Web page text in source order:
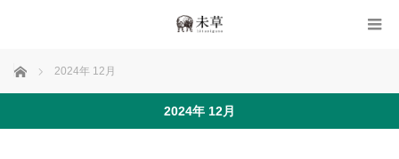
ホーム 2024年 12月
2024年 12月